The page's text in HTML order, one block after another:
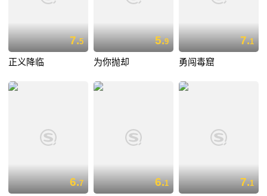
7.5
正义降临
5.9
为你抛却
7.1
勇闯毒窟
6.7 6.1 7.1